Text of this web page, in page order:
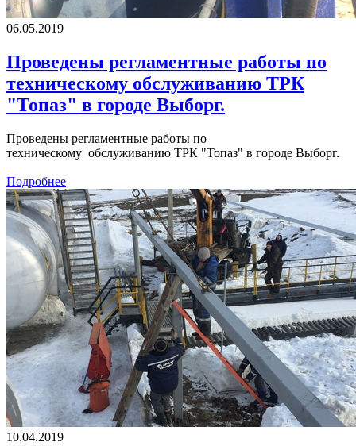
06.05.2019
Проведены регламентные работы по
техническому обслуживанию ТРК
"Топаз" в городе Выборг.
Проведены регламентные работы по
техническому обслуживанию ТРК "Топаз" в городе Выборг.
Подробнее
10.04.2019